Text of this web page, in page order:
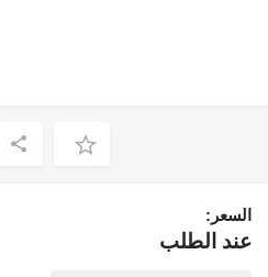
السعر:
عند الطلب